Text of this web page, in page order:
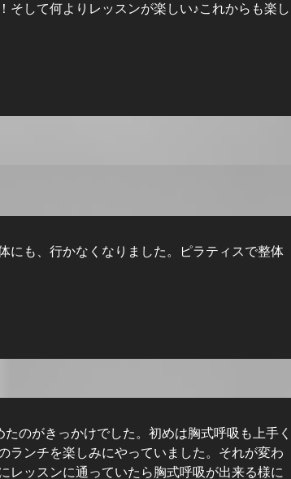
そして何よりレッスンが楽しい♪これからも楽し
にも、行かなくなりました。ピラティスで整体
のがきっかけでした。初めは胸式呼吸も上手く
ランチを楽しみにやっていました。それが変わ
レッスンに通っていたら胸式呼吸が出来る様に